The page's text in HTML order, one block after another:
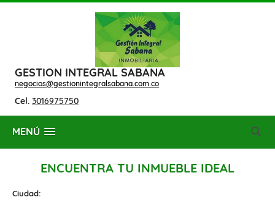
GESTION INTEGRAL SABANA
negocios@gestionintegralsabana.com.co
Cel. 3016975750
MENÚ
ENCUENTRA TU INMUEBLE IDEAL
Ciudad: